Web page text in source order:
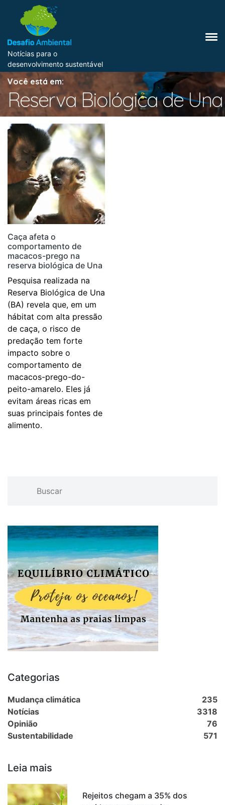
Notícias para o
desenvolvimento sustentável
Você está em:
Reserva Biológica de Una
Caça afeta o
comportamento de
macacos-prego na
reserva biológica de Una
Pesquisa realizada na
Reserva Biológica de Una
(BA) revela que, em um
hábitat com alta pressão
de caça, o risco de
predação tem forte
impacto sobre o
comportamento de
macacos-prego-do-
peito-amarelo. Eles já
evitam áreas ricas em
suas principais fontes de
alimento.
Categorias
Mudança climática
235
Notícias
3318
Opinião
76
Sustentabilidade
571
Leia mais
Rejeitos chegam a 35% dos